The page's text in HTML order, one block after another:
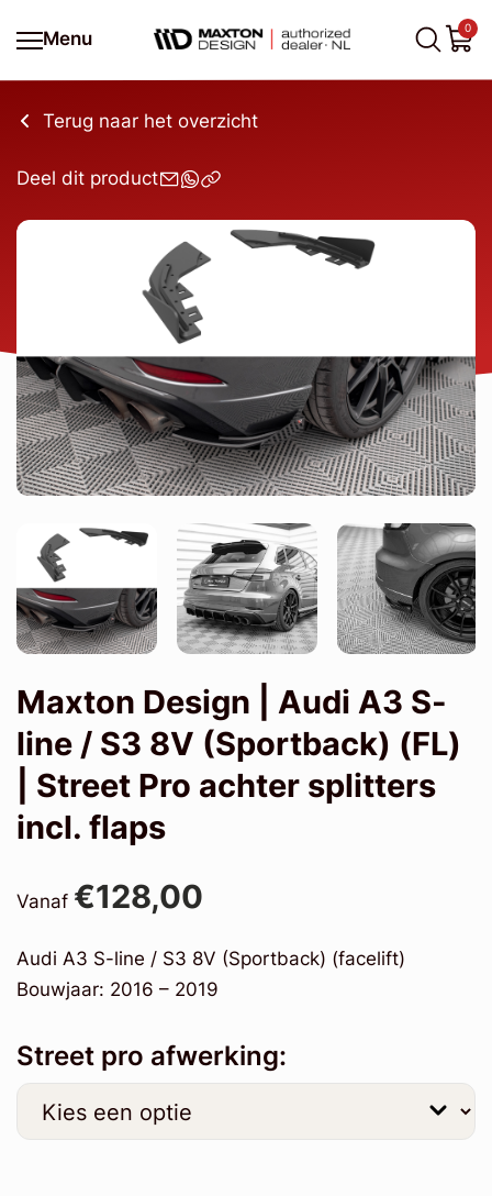
Menu
0
Terug naar het overzicht
Deel dit product
Maxton Design | Audi A3 S-
line / S3 8V (Sportback) (FL)
| Street Pro achter splitters
incl. flaps
Vanaf €128,00
Audi A3 S-line / S3 8V (Sportback) (facelift)
Bouwjaar: 2016 – 2019
Street pro afwerking: